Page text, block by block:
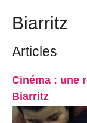
Biarritz
Articles
Cinéma : une
Biarritz